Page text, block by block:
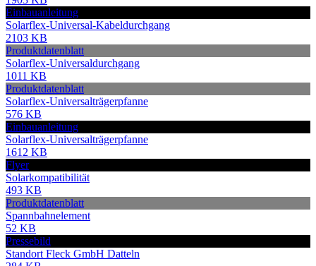
Einbauanleitung
Solarflex-Universal-Kabeldurchgang
2103 KB
Produktdatenblatt
Solarflex-Universaldurchgang
1011 KB
Produktdatenblatt
Solarflex-Universalträgerpfanne
576 KB
Einbauanleitung
Solarflex-Universalträgerpfanne
1612 KB
Flyer
Solarkompatibilität
493 KB
Produktdatenblatt
Spannbahnelement
52 KB
Pressebild
Standort Fleck GmbH Datteln